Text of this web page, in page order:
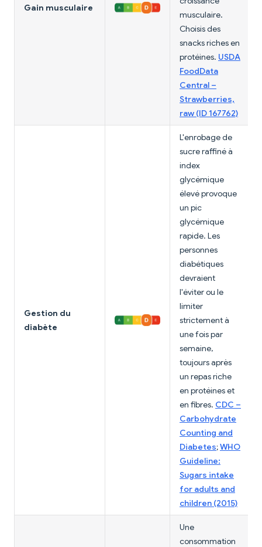
Gain musculaire
musculaire.
Choisis des
snacks riches en
protéines. USDA
FoodData
Central –
Strawberries,
raw (ID 167762)
Gestion du
diabète
L'enrobage de
sucre raffiné à
index
glycémique
élevé provoque
un pic
glycémique
rapide. Les
personnes
diabétiques
devraient
l'éviter ou le
limiter
strictement à
une fois par
semaine,
toujours après
un repas riche
en protéines et
en fibres. CDC –
Carbohydrate
Counting and
Diabetes;WHO
Guideline:
Sugars intake
for adults and
children (2015)
Une
consommation